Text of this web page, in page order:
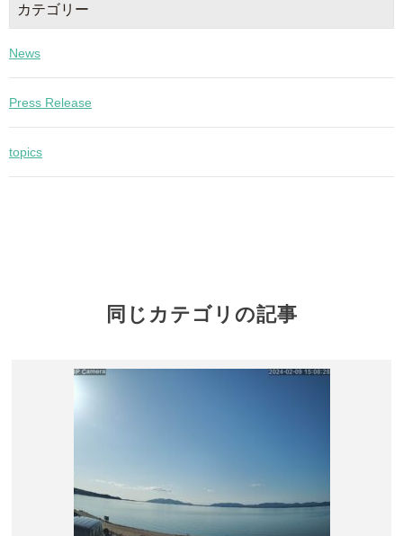
カテゴリー
News
Press Release
topics
同じカテゴリの記事